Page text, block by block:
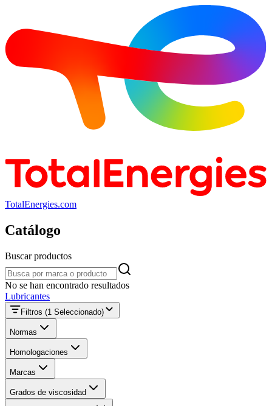
TotalEnergies.com
Catálogo
Buscar productos
Buscar productos
No se han encontrado resultados
Lubricantes
Filtros (1 Seleccionado)
Normas
Homologaciones
Marcas
Grados de viscosidad